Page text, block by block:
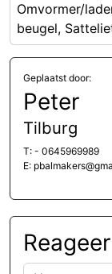
Omvormer/
beugel,
Geplaatst door:
Peter
Tilburg
T: - 0645969989
E: